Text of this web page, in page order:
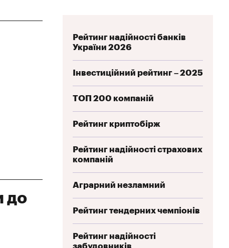
до
Рейтинг надійності банків
України 2026
Інвестиційний рейтинг – 2025
ТОП 200 компаній
Рейтинг криптобірж
Рейтинг надійності страхових
компаній
Аграрний незламний
Рейтинг тендерних чемпіонів
Рейтинг надійності
забудовників